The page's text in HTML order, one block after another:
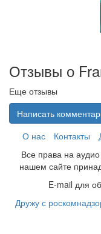
Отзывы о
Еще отзывы
Написать
О нас
Контакты
Все права на
нашем сайте
E-mail для
Дружу с